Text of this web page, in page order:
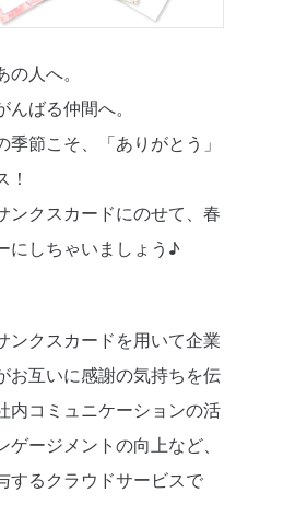
人へ。
ばる仲間へ。
節こそ、「ありがとう」
！
ンクスカードにのせて、春
にしちゃいましょう♪
ンクスカードを用いて企業
お互いに感謝の気持ちを伝
内コミュニケーションの活
ージメントの向上など、
するクラウドサービスで